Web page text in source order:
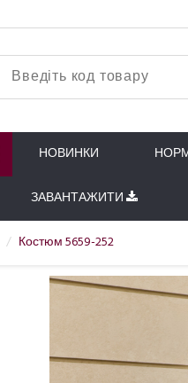
НОВИНКИ
ЗАВАНТАЖИТИ
Костюм 5659-252